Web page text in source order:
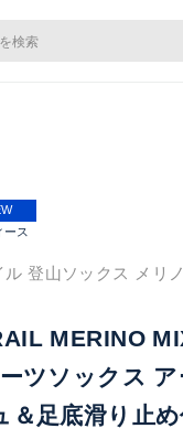
ース
登山ソックス メリ
MERINO
ツソックス
＆足底滑り止